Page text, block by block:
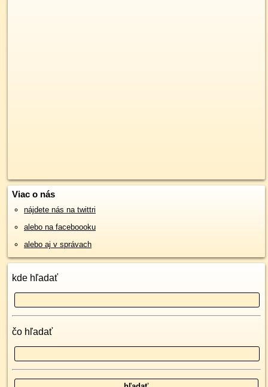
Viac o nás
nájdete nás na twittri
alebo na faceboooku
alebo aj v správach
kde hľadať
čo hľadať